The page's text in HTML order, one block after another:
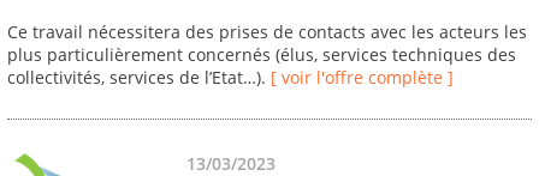
Ce travail nécessitera des prises de contacts avec les acteurs les
plus particulièrement concernés (élus, services techniques des
collectivités, services de l’Etat…). [ voir l'offre complète ]
13/03/2023